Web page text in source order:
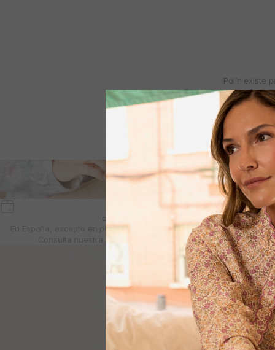
Polín existe
Creemos en una
momentos de la
Por eso creamos
devoluciones gratis
En España, excepto en productos con descuento, novia e Invitada.
política de cambios y devoluciones.